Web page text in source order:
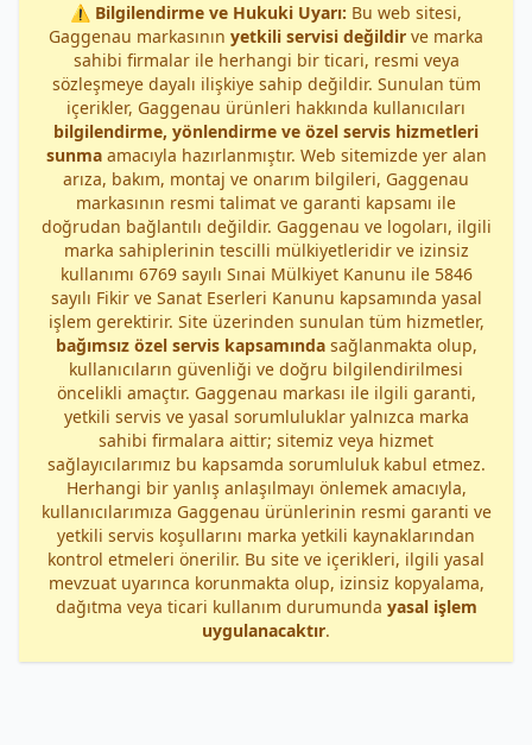
⚠️ Bilgilendirme ve Hukuki Uyarı: Bu web sitesi,
Gaggenau markasının yetkili servisi değildir ve marka
sahibi firmalar ile herhangi bir ticari, resmi veya
sözleşmeye dayalı ilişkiye sahip değildir. Sunulan tüm
içerikler, Gaggenau ürünleri hakkında kullanıcıları
bilgilendirme, yönlendirme ve özel servis hizmetleri
sunmaamacıyla hazırlanmıştır. Web sitemizde yer alan
arıza, bakım, montaj ve onarım bilgileri, Gaggenau
markasının resmi talimat ve garanti kapsamı ile
doğrudan bağlantılı değildir. Gaggenau ve logoları, ilgili
marka sahiplerinin tescilli mülkiyetleridir ve izinsiz
kullanımı 6769 sayılı Sınai Mülkiyet Kanunu ile 5846
sayılı Fikir ve Sanat Eserleri Kanunu kapsamında yasal
işlem gerektirir. Site üzerinden sunulan tüm hizmetler,
bağımsız özel servis kapsamındasağlanmakta olup,
kullanıcıların güvenliği ve doğru bilgilendirilmesi
öncelikli amaçtır. Gaggenau markası ile ilgili garanti,
yetkili servis ve yasal sorumluluklar yalnızca marka
sahibi firmalara aittir; sitemiz veya hizmet
sağlayıcılarımız bu kapsamda sorumluluk kabul etmez.
Herhangi bir yanlış anlaşılmayı önlemek amacıyla,
kullanıcılarımıza Gaggenau ürünlerinin resmi garanti ve
yetkili servis koşullarını marka yetkili kaynaklarından
kontrol etmeleri önerilir. Bu site ve içerikleri, ilgili yasal
mevzuat uyarınca korunmakta olup, izinsiz kopyalama,
dağıtma veya ticari kullanım durumunda yasal işlem
uygulanacaktır.